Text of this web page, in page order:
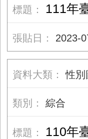
111年
2023-
性別
綜合
110年